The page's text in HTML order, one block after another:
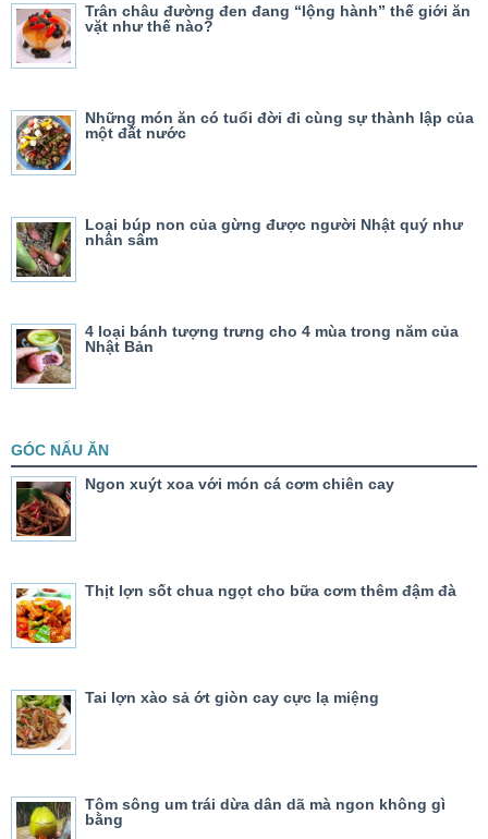
Trân châu đường đen đang “lộng hành” thế giới ăn
vặt như thế nào?
Những món ăn có tuổi đời đi cùng sự thành lập của
một đất nước
Loại búp non của gừng được người Nhật quý như
nhân sâm
4 loại bánh tượng trưng cho 4 mùa trong năm của
Nhật Bản
GÓC NẤU ĂN
Ngon xuýt xoa với món cá cơm chiên cay
Thịt lợn sốt chua ngọt cho bữa cơm thêm đậm đà
Tai lợn xào sả ớt giòn cay cực lạ miệng
Tôm sông um trái dừa dân dã mà ngon không gì
bằng